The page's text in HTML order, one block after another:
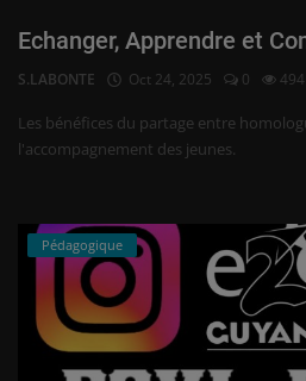
Echanger, Apprendre et
S.LABONTE Oct 24, 2025 0 494
Les bénéfices du partage entre
l'accompagnement des jeunes.
Pédagogique